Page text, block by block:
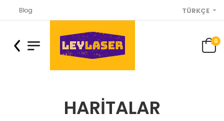
Blog TÜRKÇE
0
HARITALAR